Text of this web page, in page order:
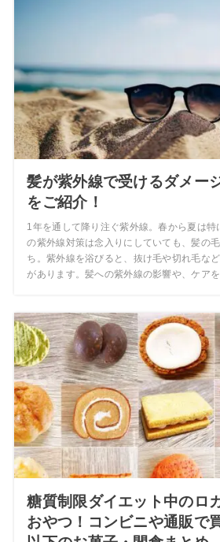
髪が紫外線で受けるダメー
をご紹介！
1年を通して降り注ぐ紫外線。春から夏は特
の紫外線対策は念入りにしていても、髪の
ち。紫外線を浴びると、抜け毛や切れ毛な
があります。髪への紫外線の影響や、ケアを
糖質制限ダイエット中のロ
おやつ！コンビニや通販で